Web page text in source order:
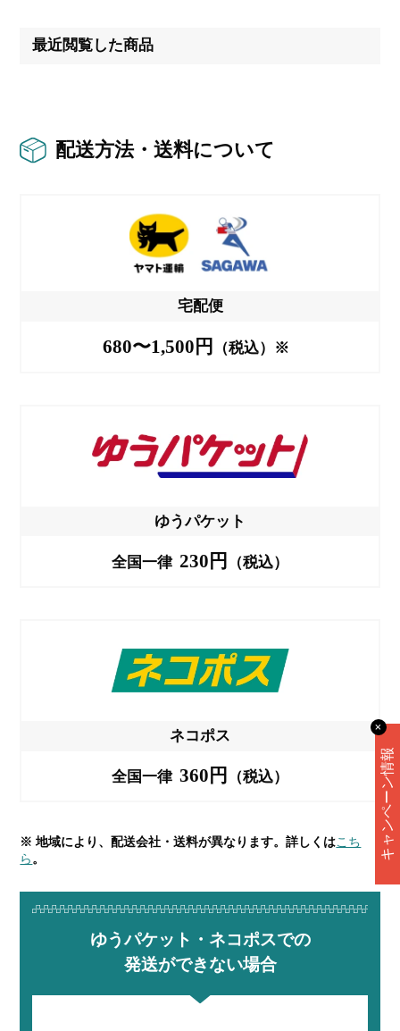
最近閲覧した商品
配送方法・送料について
宅配便
680〜1,500円 （税込）※
ゆうパケット
全国一律 230円 （税込）
ネコポス
全国一律 360円 （税込）
※ 地域により、配送会社・送料が異なります。詳しくはこち
ら 。
ゆうパケット・ネコポスでの
発送ができない場合
✕
キャンペーン情報